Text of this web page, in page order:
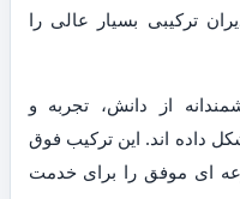
ترکیبی بسیار عالی را
از دانش، تجربه و
داده اند. این ترکیب فوق
ای موفق را برای خدمت